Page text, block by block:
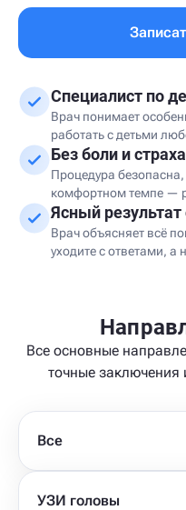
Специалист по
Врач понимает
работать с детьми
Без боли и страха
Процедура
комфортном темпе —
Ясный результат
Врач объясняет всё
уходите с ответами,
Все основные
точные
Все
УЗИ головы